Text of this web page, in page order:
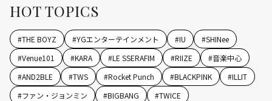
HOT TOPICS
#THE BOYZ #YGエンターテインメント #IU #SHINee
#Venue101 #KARA #LE SSERAFIM #RIIZE #音楽中心
#AND2BLE #TWS #Rocket Punch #BLACKPINK #ILLIT
#ファン・ジョンミン #BIGBANG #TWICE